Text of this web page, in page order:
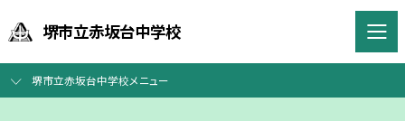
堺市立赤坂台中学校
堺市立赤坂台中学校メニュー